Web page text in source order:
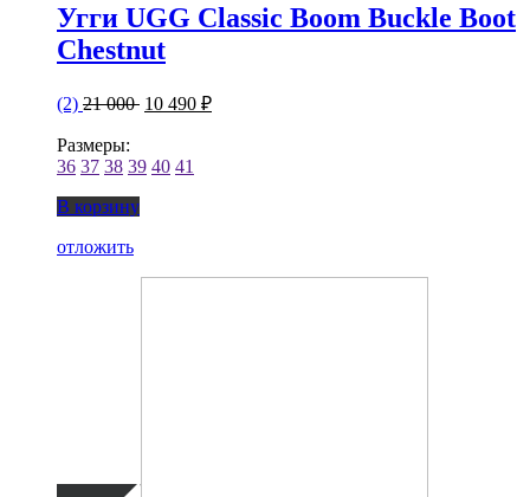
Угги UGG Classic Boom Buckle Boot
Chestnut
(2) 21 000 10 490 ₽
Размеры:
36 37 38 39 40 41
В корзину
отложить